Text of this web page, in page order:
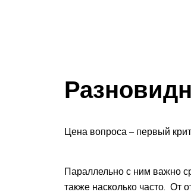
Цена вопроса – первый
Параллельно с ним важно
также насколько часто. От